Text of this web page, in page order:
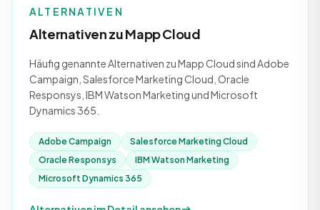
ALTERNATIVEN
Alternativen zu Mapp Cloud
Häufig genannte Alternativen zu Mapp Cloud sind Adobe
Campaign, Salesforce Marketing Cloud, Oracle
Responsys, IBM Watson Marketing und Microsoft
Dynamics 365.
Adobe Campaign
Salesforce Marketing Cloud
Oracle Responsys
IBM Watson Marketing
Microsoft Dynamics 365